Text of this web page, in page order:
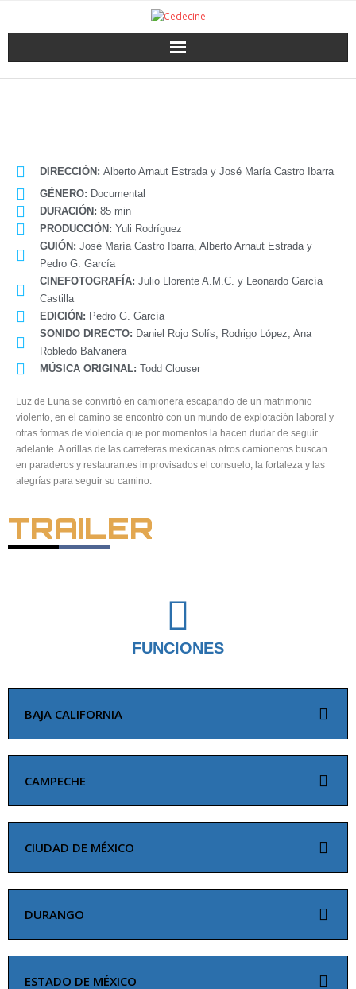
DIRECCIÓN: Alberto Arnaut Estrada y José María Castro Ibarra
GÉNERO: Documental
DURACIÓN: 85 min
PRODUCCIÓN: Yuli Rodríguez
GUIÓN: José María Castro Ibarra, Alberto Arnaut Estrada y
Pedro G. García
CINEFOTOGRAFÍA: Julio Llorente A.M.C. y Leonardo García
Castilla
EDICIÓN: Pedro G. García
SONIDO DIRECTO: Daniel Rojo Solís, Rodrigo López, Ana
Robledo Balvanera
MÚSICA ORIGINAL: Todd Clouser
Luz de Luna se convirtió en camionera escapando de un matrimonio
violento, en el camino se encontró con un mundo de explotación laboral y
otras formas de violencia que por momentos la hacen dudar de seguir
adelante. A orillas de las carreteras mexicanas otros camioneros buscan
en paraderos y restaurantes improvisados el consuelo, la fortaleza y las
alegrías para seguir su camino.
TRAILER
FUNCIONES
BAJA CALIFORNIA
CAMPECHE
CIUDAD DE MÉXICO
DURANGO
ESTADO DE MÉXICO